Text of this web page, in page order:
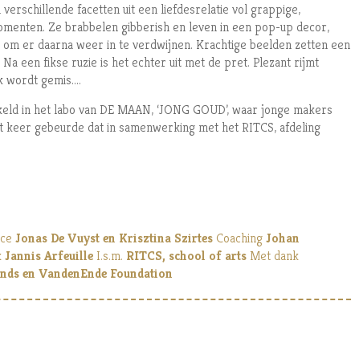
facetten uit een liefdesrelatie vol grappige,
Ze brabbelen gibberish en leven in een pop-up decor,
er daarna weer in te verdwijnen. Krachtige beelden zetten een
een fikse ruzie is het echter uit met de pret. Plezant rijmt
wordt gemis....
in het labo van DE MAAN, ‘JONG GOUD’, waar jonge makers
keer gebeurde dat in samenwerking met het RITCS, afdeling
Jonas De Vuyst en Krisztina Szirtes CoachingJohan
Jannis Arfeuille I.s.m. RITCS, school of arts Met dank
en VandenEnde Foundation